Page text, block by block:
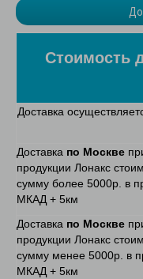
Стоимость
Доставка
Доставка по Москве
продукции Лонакс
сумму более 5000р. в
МКАД + 5км
Доставка по Москве
продукции Лонакс
сумму менее 5000р. в
МКАД + 5км